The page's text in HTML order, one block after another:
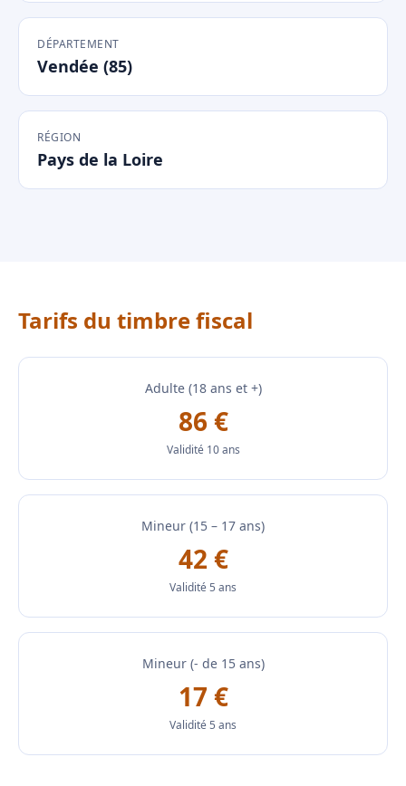
DÉPARTEMENT
Vendée (85)
RÉGION
Pays de la Loire
Tarifs du timbre fiscal
Adulte (18 ans et +)
86 €
Validité 10 ans
Mineur (15 – 17 ans)
42 €
Validité 5 ans
Mineur (- de 15 ans)
17 €
Validité 5 ans